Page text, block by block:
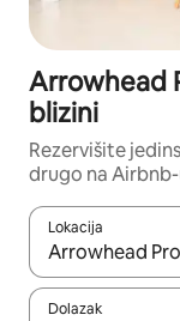
Arrowhead
blizini
Rezervišite
drugo na
Lokacija
Kad su rezultati
Dolazak